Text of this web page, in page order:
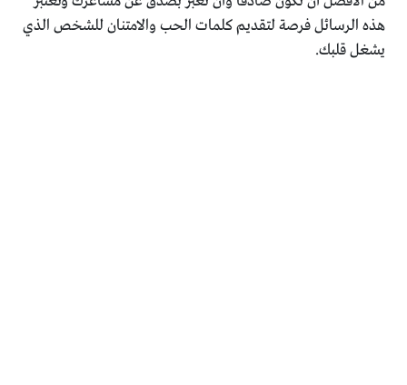
هذه الرسائل فرصة لتقديم كلمات الحب والامتنان للشخص الذي
يشغل قلبك.